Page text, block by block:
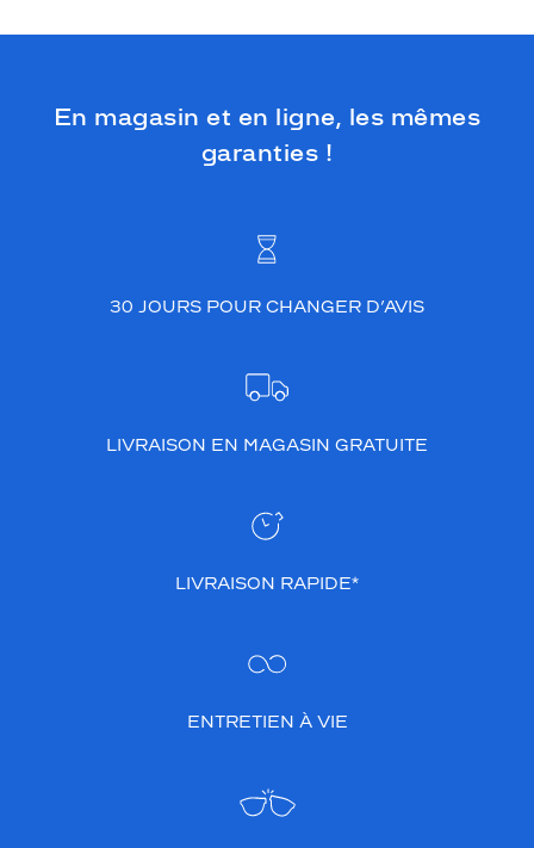
En magasin et en ligne, les mêmes
garanties !
30 JOURS POUR CHANGER D’AVIS
LIVRAISON EN MAGASIN GRATUITE
LIVRAISON RAPIDE*
ENTRETIEN À VIE